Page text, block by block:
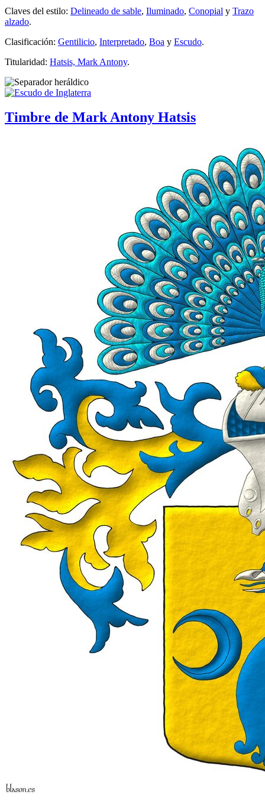
Claves del estilo: Delineado de sable, Iluminado, Conopial y Trazo
alzado.
Clasificación: Gentilicio, Interpretado, Boa y Escudo.
Titularidad: Hatsis, Mark Antony.
Timbre de Mark Antony Hatsis